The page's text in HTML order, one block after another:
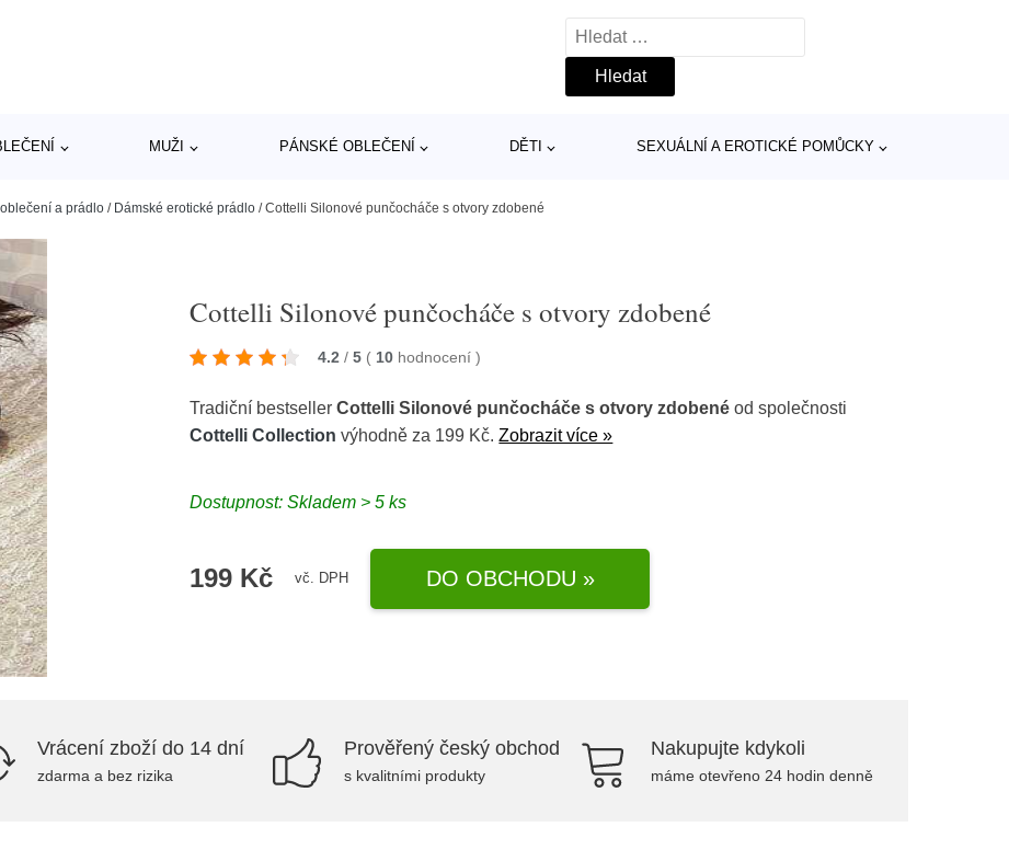
Vyhledávání
MUŽI PÁNSKÉ OBLEČENÍ DĚTI SEXUÁLNÍ A EROTICKÉ POMŮCKY
a prádlo / Dámské erotické prádlo /Cottelli Silonové punčocháče s otvory zdobené
Cottelli Silonové punčocháče s otvory zdobené
4.2 / 5 ( 10 hodnocení)
Tradiční bestsellerCottelli Silonové punčocháče s otvory zdobené od společnosti
Cottelli Collection výhodně za 199 Kč.Zobrazit více »
Dostupnost: Skladem > 5 ks
199 Kč vč. DPH DO OBCHODU »
Vrácení zboží do 14 dní
zdarma a bez rizika
Prověřený český obchod
s kvalitními produkty
Nakupujte kdykoli
máme otevřeno 24 hodin denně